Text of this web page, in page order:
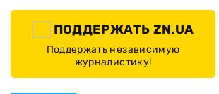
ПОДДЕРЖАТЬ ZN.UA
Поддержать независимую
журналистику!